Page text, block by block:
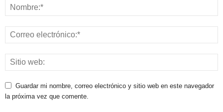
Guardar mi nombre, correo electrónico y sitio web en este navegador
la próxima vez que comente.